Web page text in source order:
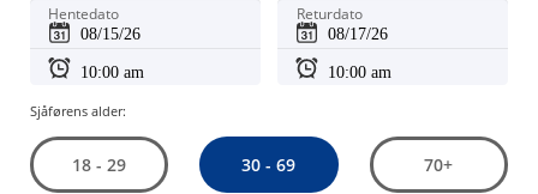
Hentedato Returdato
Sjåførens alder:
18 - 29 30 - 69 70+